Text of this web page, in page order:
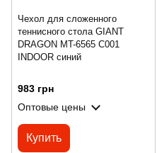
Чехол для сложенного
теннисного стола GIANT
DRAGON MT-6565 C001
INDOOR синий
983 грн
Оптовые цены
Купить